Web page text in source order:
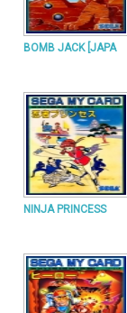
BOMB JACK [JAPA
NINJA PRINCESS